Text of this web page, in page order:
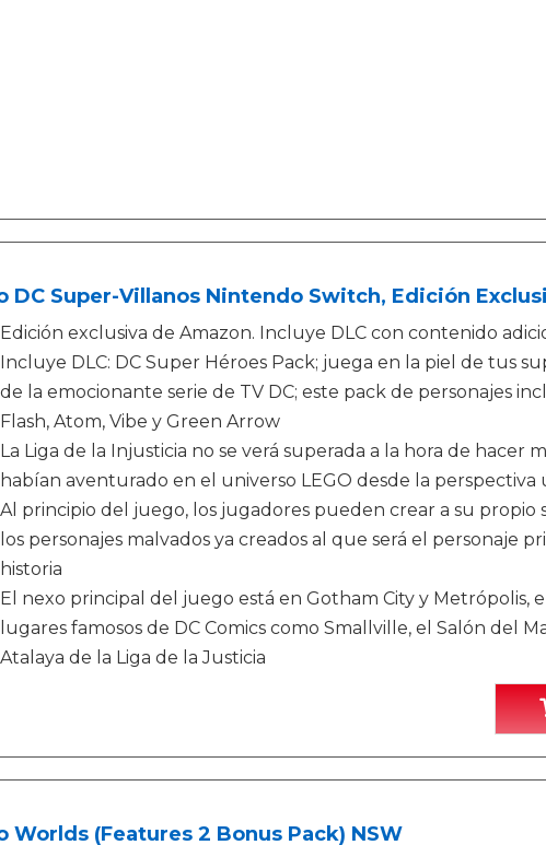
DC Super-Villanos Nintendo Switch, Edición
Edición exclusiva de Amazon. Incluye DLC con contenido
Incluye DLC: DC Super Héroes Pack; juega en la piel de tus
de la emocionante serie de TV DC; este pack de personajes
Flash, Atom, Vibe y Green Arrow
La Liga de la Injusticia no se verá superada a la hora de hacer
habían aventurado en el universo LEGO desde la perspectiva
Al principio del juego, los jugadores pueden crear a su
los personajes malvados ya creados al que será el personaje
historia
El nexo principal del juego está en Gotham City y Metrópolis,
lugares famosos de DC Comics como Smallville, el Salón del
Atalaya de la Liga de la Justicia
Worlds (Features 2 Bonus Pack) NSW